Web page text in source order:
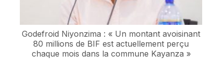
Godefroid Niyonzima : « Un montant avoisinant
80 millions de BIF est actuellement perçu
chaque mois dans la commune Kayanza »